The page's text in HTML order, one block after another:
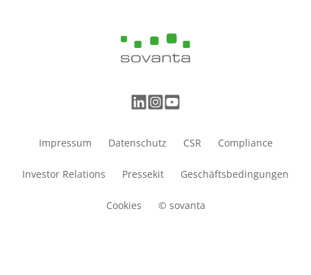
Impressum Datenschutz CSR Compliance
Investor Relations Pressekit Geschäftsbedingungen
Cookies © sovanta